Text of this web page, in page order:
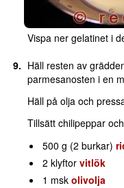
Vispa ner gelatinet i
Häll resten av
parmesanosten i en
Häll på olja och
Tillsätt chilipeppar
500 g (2 burkar)
2 klyftorvitlök
1 mskolivolja